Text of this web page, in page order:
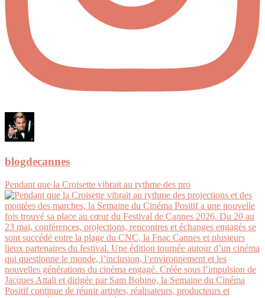
blogdecannes
Pendant que la Croisette vibrait au rythme des pro